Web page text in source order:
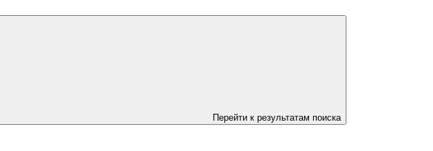
Перейти к результатам поиска